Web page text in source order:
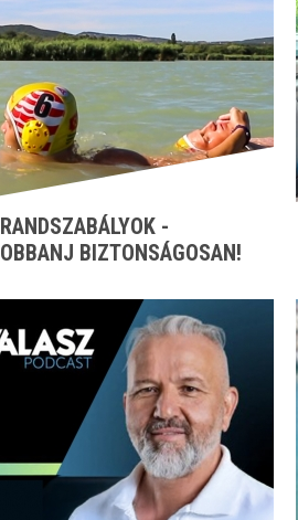
-
BIZTONSÁGOSAN!